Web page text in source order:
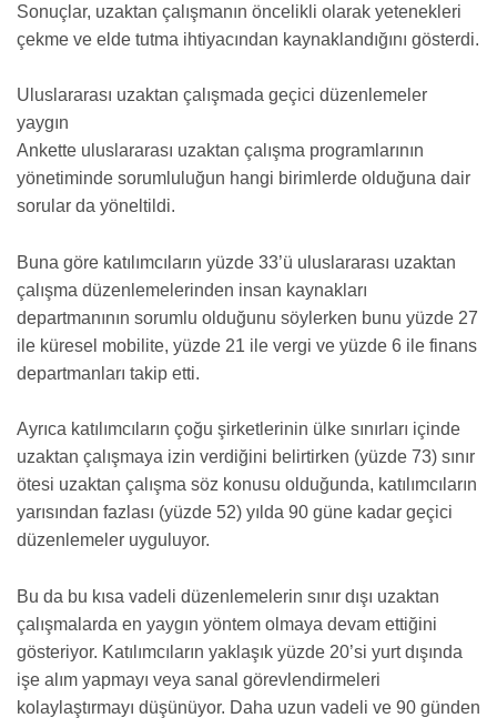
Sonuçlar, uzaktan çalışmanın öncelikli olarak yetenekleri
çekme ve elde tutma ihtiyacından kaynaklandığını gösterdi.
Uluslararası uzaktan çalışmada geçici düzenlemeler
yaygın
Ankette uluslararası uzaktan çalışma programlarının
yönetiminde sorumluluğun hangi birimlerde olduğuna dair
sorular da yöneltildi.
Buna göre katılımcıların yüzde 33’ü uluslararası uzaktan
çalışma düzenlemelerinden insan kaynakları
departmanının sorumlu olduğunu söylerken bunu yüzde 27
ile küresel mobilite, yüzde 21 ile vergi ve yüzde 6 ile finans
departmanları takip etti.
Ayrıca katılımcıların çoğu şirketlerinin ülke sınırları içinde
uzaktan çalışmaya izin verdiğini belirtirken (yüzde 73) sınır
ötesi uzaktan çalışma söz konusu olduğunda, katılımcıların
yarısından fazlası (yüzde 52) yılda 90 güne kadar geçici
düzenlemeler uyguluyor.
Bu da bu kısa vadeli düzenlemelerin sınır dışı uzaktan
çalışmalarda en yaygın yöntem olmaya devam ettiğini
gösteriyor. Katılımcıların yaklaşık yüzde 20’si yurt dışında
işe alım yapmayı veya sanal görevlendirmeleri
kolaylaştırmayı düşünüyor. Daha uzun vadeli ve 90 günden